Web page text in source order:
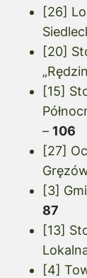
[26]
[20]
[15]
– 106
[27]
[3]
87
[13]
[4]